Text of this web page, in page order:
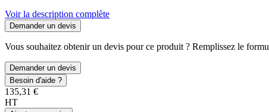
Voir la description complète
Demander un devis
Vous souhaitez obtenir un devis pour ce produit ? Remplissez le
Demander un devis
Besoin d'aide ?
135,31 €
HT